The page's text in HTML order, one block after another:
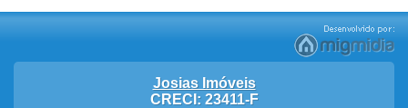
Josias Imóveis
CRECI: 23411-F